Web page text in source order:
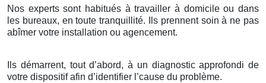
Nos experts sont habitués à travailler à domicile ou dans
les bureaux, en toute tranquillité. Ils prennent soin à ne pas
abîmer votre installation ou agencement.
Ils démarrent, tout d’abord, à un diagnostic approfondi de
votre dispositif afin d’identifier l’cause du problème.